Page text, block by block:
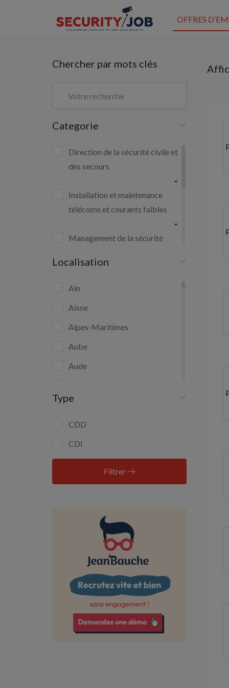
OFFRES
Chercher par mots clés
Categorie
Direction de la sécurité civile et
des secours
Installation et maintenance
télécoms et courants faibles
Management de la sécurité
Sécurité et surveillance privées
Sécurité publique
Surveillance municipale
Localisation
Ain
Aisne
Alpes-Maritimes
Aube
Aude
Bouches-du-Rhône
Calvados
Charente-Maritime
Côte-d'Or
Deux-Sèvres
Dordogne
Doubs
Drôme
Essonne
Eure
Type
CDD
CDI
Filtrer